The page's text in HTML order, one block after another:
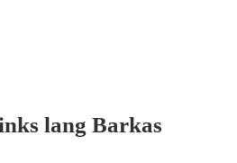
lang Barkas